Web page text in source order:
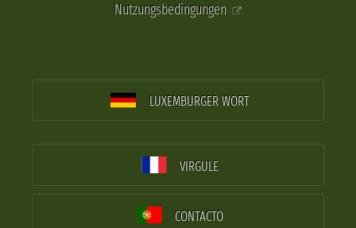
Nutzungsbedingungen
LUXEMBURGER WORT
VIRGULE
CONTACTO